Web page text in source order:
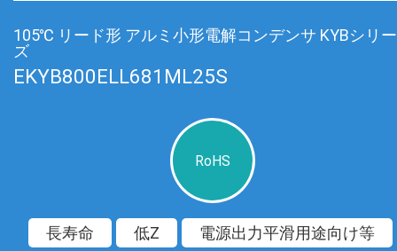
105℃ リード形 アルミ小形電解コンデンサ KYBシリー
ズ
EKYB800ELL681ML25S
RoHS
長寿命 低Z 電源出力平滑用途向け等